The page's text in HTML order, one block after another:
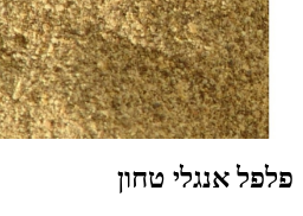
פלפל אנגלי טחון